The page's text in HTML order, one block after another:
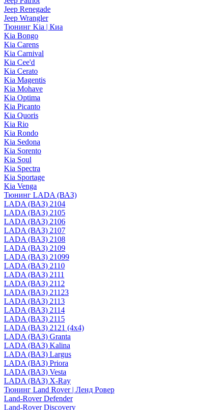
Jeep Renegade
Jeep Wrangler
Тюнинг Kia | Киа
Kia Bongo
Kia Carens
Kia Carnival
Kia Cee'd
Kia Cerato
Kia Magentis
Kia Mohave
Kia Optima
Kia Picanto
Kia Quoris
Kia Rio
Kia Rondo
Kia Sedona
Kia Sorento
Kia Soul
Kia Spectra
Kia Sportage
Kia Venga
Тюнинг LADA (ВАЗ)
LADA (ВАЗ) 2104
LADA (ВАЗ) 2105
LADA (ВАЗ) 2106
LADA (ВАЗ) 2107
LADA (ВАЗ) 2108
LADA (ВАЗ) 2109
LADA (ВАЗ) 21099
LADA (ВАЗ) 2110
LADA (ВАЗ) 2111
LADA (ВАЗ) 2112
LADA (ВАЗ) 21123
LADA (ВАЗ) 2113
LADA (ВАЗ) 2114
LADA (ВАЗ) 2115
LADA (ВАЗ) 2121 (4x4)
LADA (ВАЗ) Granta
LADA (ВАЗ) Kalina
LADA (ВАЗ) Largus
LADA (ВАЗ) Priora
LADA (ВАЗ) Vesta
LADA (ВАЗ) X-Ray
Тюнинг Land Rover | Ленд Ровер
Land-Rover Defender
Land-Rover Discovery